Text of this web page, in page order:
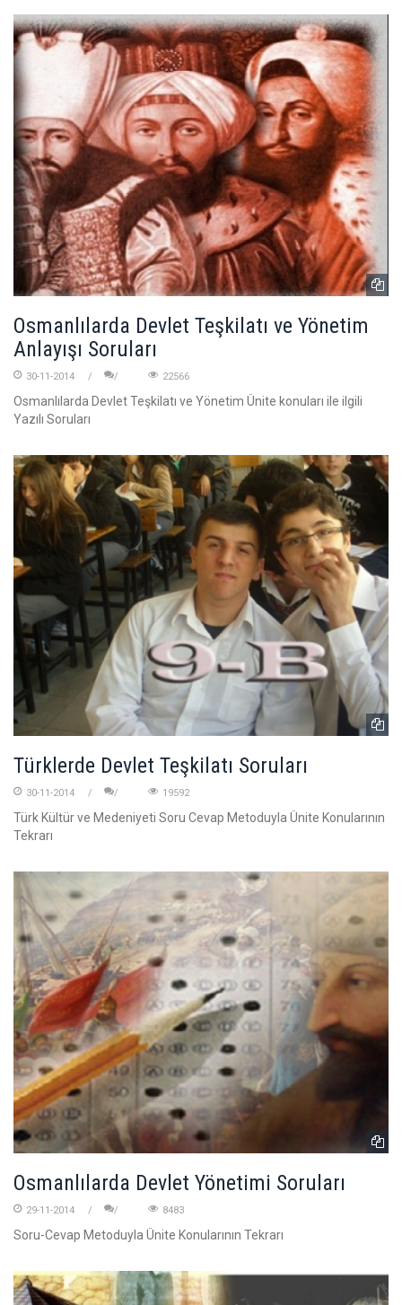
Osmanlılarda Devlet Teşkilatı ve Yönetim
Anlayışı Soruları
30-11-2014 22566
Osmanlılarda Devlet Teşkilatı ve Yönetim Ünite konuları ile ilgili
Yazılı Soruları
Türklerde Devlet Teşkilatı Soruları
30-11-2014 19592
Türk Kültür ve Medeniyeti Soru Cevap Metoduyla Ünite Konularının
Tekrarı
Osmanlılarda Devlet Yönetimi Soruları
29-11-2014 8483
Soru-Cevap Metoduyla Ünite Konularının Tekrarı